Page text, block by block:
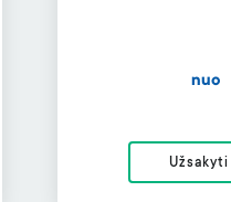
nuo
Užsakyti